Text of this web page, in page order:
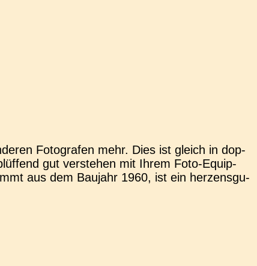
Foto­gra­fen mehr. Dies ist gleich in dop­
gut ver­ste­hen mit Ihrem Foto-Equip­­
aus dem Bau­jahr 1960, ist ein her­zens­gu­